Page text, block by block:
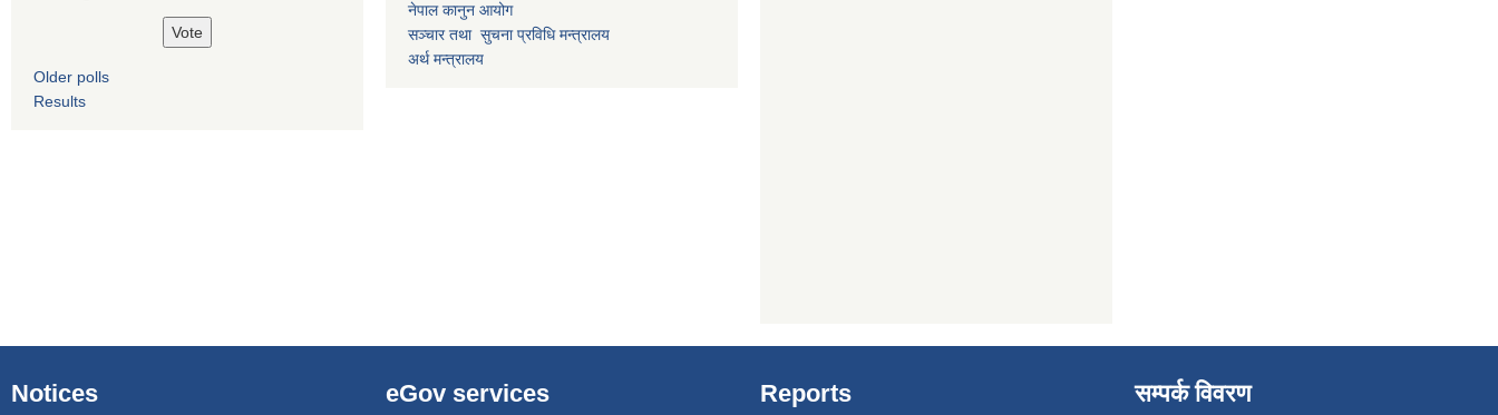
Older polls
Results
नेपाल कानुन आयोग
सञ्चार तथा सुचना प्रविधि मन्त्रालय
अर्थ मन्त्रालय
Notices eGov services Reports सम्पर्क विवरण